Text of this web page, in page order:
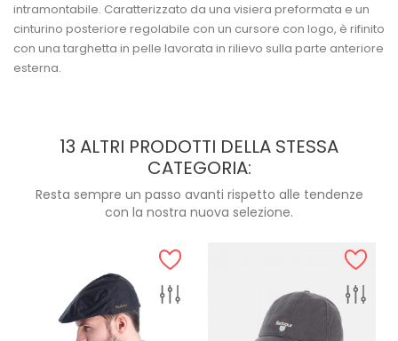
intramontabile. Caratterizzato da una visiera preformata e un
cinturino posteriore regolabile con un cursore con logo, è rifinito
con una targhetta in pelle lavorata in rilievo sulla parte anteriore
esterna.
13 ALTRI PRODOTTI DELLA STESSA
CATEGORIA:
Resta sempre un passo avanti rispetto alle tendenze
con la nostra nuova selezione.